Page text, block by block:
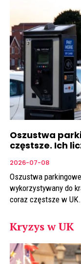
Oszustwa
częstsze. Ich
2026-07-08
Oszustwa
wykorzystywany do
coraz częstsze w UK.
Kryzys w UK